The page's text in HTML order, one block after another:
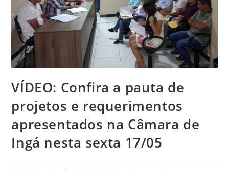
VÍDEO: Confira a pauta de
projetos e requerimentos
apresentados na Câmara de
Ingá nesta sexta 17/05